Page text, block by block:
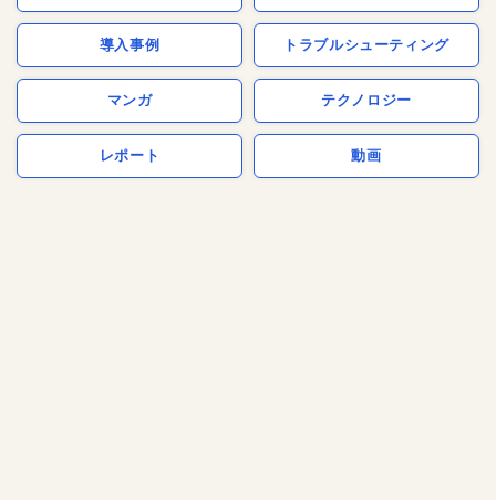
導入事例 トラブルシューティング
マンガ テクノロジー
レポート 動画